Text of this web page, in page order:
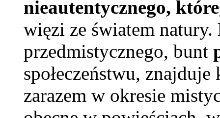
nieautentycznego,
więzi ze światem natury.
przedmistycznego, bunt
społeczeństwu,
zarazem w okresie